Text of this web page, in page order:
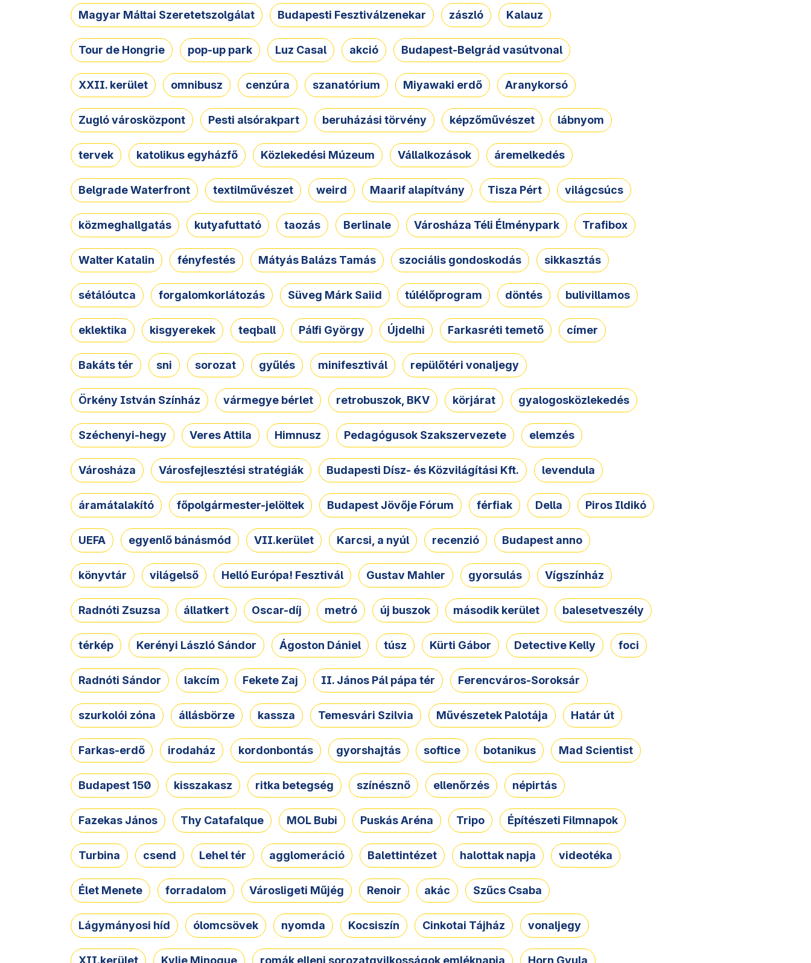
Magyar Máltai Szeretetszolgálat Budapesti Fesztiválzenekar zászló Kalauz
Tour de Hongrie pop-up park Luz Casal akció Budapest-Belgrád vasútvonal
XXII. kerület omnibusz cenzúra szanatórium Miyawaki erdő Aranykorsó
Zugló városközpont Pesti alsórakpart beruházási törvény képzőművészet lábnyom
tervek katolikus egyházfő Közlekedési Múzeum Vállalkozások áremelkedés
Belgrade Waterfront textilművészet weird Maarif alapítvány Tisza Pért világcsúcs
közmeghallgatás kutyafuttató taozás Berlinale Városháza Téli Élménypark Trafibox
Walter Katalin fényfestés Mátyás Balázs Tamás szociális gondoskodás sikkasztás
sétálóutca forgalomkorlátozás Süveg Márk Saiid túlélőprogram döntés bulivillamos
eklektika kisgyerekek teqball Pálfi György Újdelhi Farkasréti temető címer
Bakáts tér sni sorozat gyűlés minifesztivál repülőtéri vonaljegy
Örkény István Színház vármegye bérlet retrobuszok, BKV körjárat gyalogosközlekedés
Széchenyi-hegy Veres Attila Himnusz Pedagógusok Szakszervezete elemzés
Városháza Városfejlesztési stratégiák Budapesti Dísz- és Közvilágítási Kft. levendula
áramátalakító főpolgármester-jelöltek Budapest Jövője Fórum férfiak Della Piros Ildikó
UEFA egyenlő bánásmód VII.kerület Karcsi, a nyúl recenzió Budapest anno
könyvtár világelső Helló Európa! Fesztivál Gustav Mahler gyorsulás Vígszínház
Radnóti Zsuzsa állatkert Oscar-díj metró új buszok második kerület balesetveszély
térkép Kerényi László Sándor Ágoston Dániel túsz Kürti Gábor Detective Kelly foci
Radnóti Sándor lakcím Fekete Zaj II. János Pál pápa tér Ferencváros-Soroksár
szurkolói zóna állásbörze kassza Temesvári Szilvia Művészetek Palotája Határ út
Farkas-erdő irodaház kordonbontás gyorshajtás softice botanikus Mad Scientist
Budapest 150 kisszakasz ritka betegség színésznő ellenőrzés népirtás
Fazekas János Thy Catafalque MOL Bubi Puskás Aréna Tripo Építészeti Filmnapok
Turbina csend Lehel tér agglomeráció Balettintézet halottak napja videotéka
Élet Menete forradalom Városligeti Műjég Renoir akác Szűcs Csaba
Lágymányosi híd ólomcsövek nyomda Kocsiszín Cinkotai Tájház vonaljegy
XII.kerület Kylie Minogue romák elleni sorozatgyilkosságok emléknapja Horn Gyula